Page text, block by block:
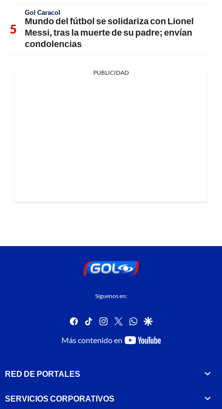
Gol Caracol
Mundo del fútbol se solidariza con Lionel
Messi, tras la muerte de su padre; envían
condolencias
PUBLICIDAD
Síguenos en:
facebook
tiktok instagram
twitterwhatsapp
google
Más contenido en
youtube-
RED DE PORTALES
SERVICIOS CORPORATIVOS